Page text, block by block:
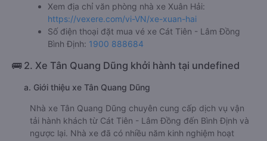
Xem địa chỉ văn phòng nhà xe Xuân Hải:
https://vexere.com/vi-VN/xe-xuan-hai
Số điện thoại đặt mua vé xe Cát Tiên - Lâm Đồng
Bình Định: 1900 888684
🚌 2. Xe Tân Quang Dũng khởi hành tại undefined
a. Giới thiệu xe Tân Quang Dũng
Nhà xe Tân Quang Dũng chuyên cung cấp dịch vụ vận
tải hành khách từ Cát Tiên - Lâm Đồng đến Bình Định và
ngược lại. Nhà xe đã có nhiều năm kinh nghiệm hoạt